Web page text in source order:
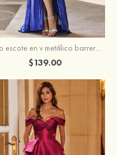
Tubo escote en v metálico barrer tren vestido de graduación
$139.00